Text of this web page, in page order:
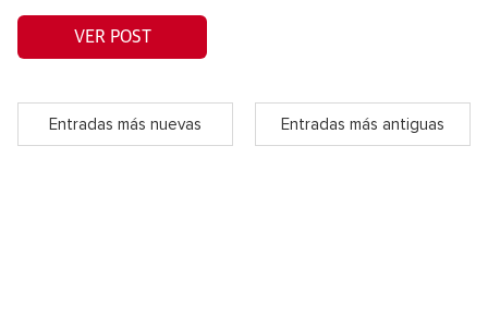
VER POST
Entradas más nuevas Entradas más antiguas